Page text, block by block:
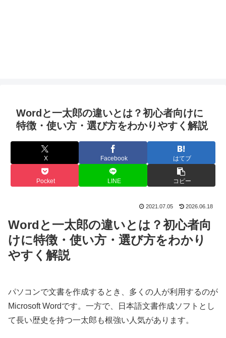
Wordと一太郎の違いとは？初心者向けに
特徴・使い方・選び方をわかりやすく解説
X Facebook はてブ
Pocket LINE コピー
2021.07.05 2026.06.18
Wordと一太郎の違いとは？初心者向
けに特徴・使い方・選び方をわかり
やすく解説
パソコンで文書を作成するとき、多くの人が利用するのが
Microsoft Wordです。一方で、日本語文書作成ソフトとし
て長い歴史を持つ一太郎も根強い人気があります。